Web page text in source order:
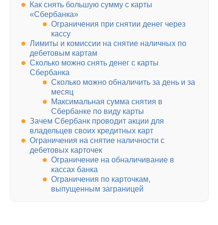
Как снять большую сумму с карты
«Сбербанка»
Ограничения при снятии денег через
кассу
Лимиты и комиссии на снятие наличных по
дебетовым картам
Сколько можно снять денег с карты
Сбербанка
Сколько можно обналичить за день и за
месяц
Максимальная сумма снятия в
Сбербанке по виду карты
Зачем Сбербанк проводит акции для
владельцев своих кредитных карт
Ограничения на снятие наличности с
дебетовых карточек
Ограничение на обналичивание в
кассах банка
Ограничения по карточкам,
выпущенным заграницей